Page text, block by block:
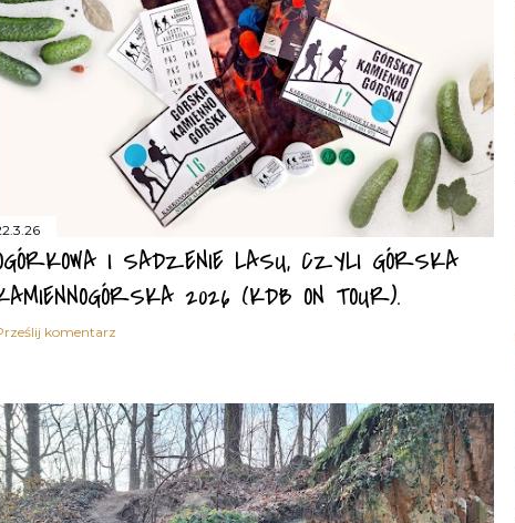
I SADZENIE LASU, CZYLI GÓRSKA
2026 (KDB ON TOUR).
komentarz